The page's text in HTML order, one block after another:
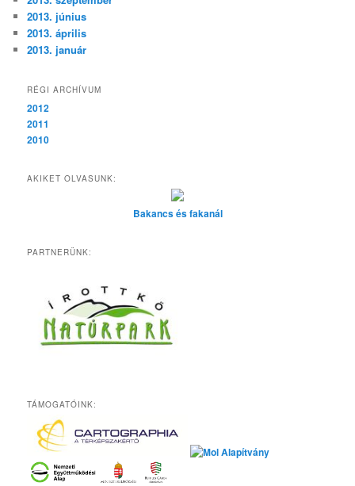
2013. június
2013. április
2013. január
RÉGI ARCHÍVUM
2012
2011
2010
AKIKET OLVASUNK:
Bakancs és fakanál
PARTNERÜNK:
TÁMOGATÓINK: